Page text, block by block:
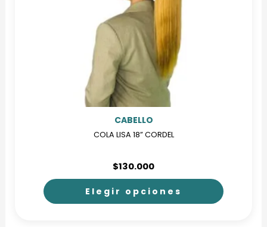
CABELLO
COLA LISA 18” CORDEL
$130.000
Elegir opciones